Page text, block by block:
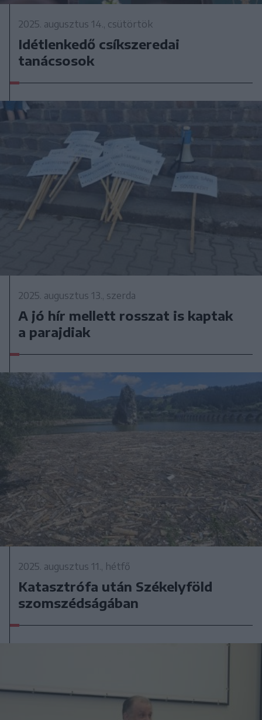
2025. augusztus 14., csütörtök
Idétlenkedő csíkszeredai
tanácsosok
2025. augusztus 13., szerda
A jó hír mellett rosszat is kaptak
a parajdiak
2025. augusztus 11., hétfő
Katasztrófa után Székelyföld
szomszédságában